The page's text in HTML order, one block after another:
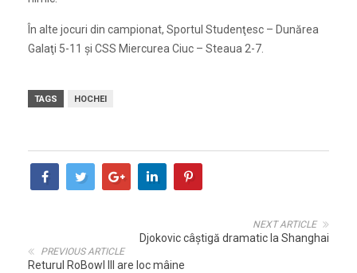
În alte jocuri din campionat, Sportul Studenţesc – Dunărea
Galaţi 5-11 şi CSS Miercurea Ciuc – Steaua 2-7.
TAGS HOCHEI
NEXT ARTICLE
Djokovic câştigă dramatic la Shanghai
PREVIOUS ARTICLE
Returul RoBowl III are loc mâine